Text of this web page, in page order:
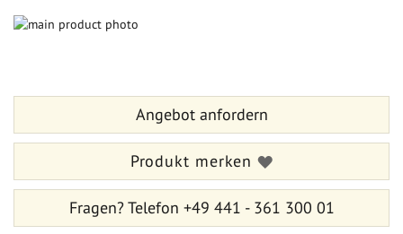
Zum
springen
Bildergalerie
Angebot anfordern
Produkt merken
Fragen?Telefon +49 441 - 361 300 01